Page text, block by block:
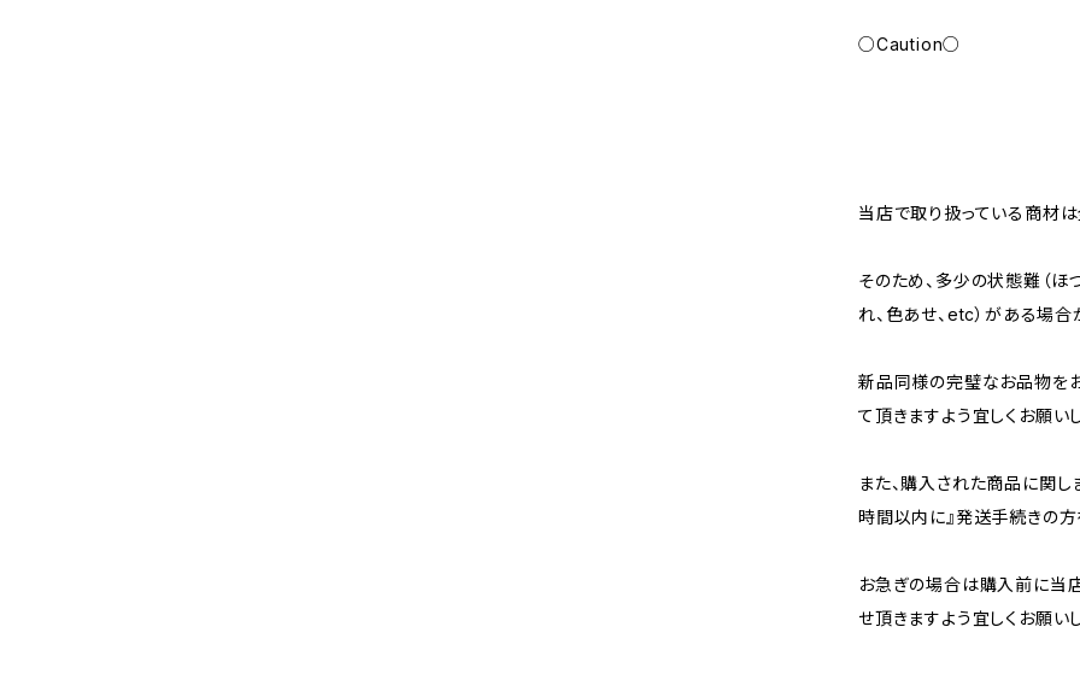
○Caution○
当店で取り扱っている商材は
そのため、多少の状態難（ほ
れ、色あせ、etc）がある場合
新品同様の完璧なお品物を
て頂きますよう宜しくお願い
また、購入された商品に関し
時間以内に』発送手続きの方
お急ぎの場合は購入前に当
せ頂きますよう宜しくお願い